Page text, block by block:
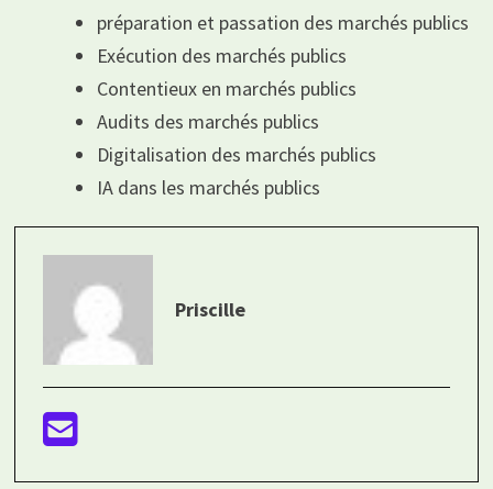
préparation et passation des marchés publics
Exécution des marchés publics
Contentieux en marchés publics
Audits des marchés publics
Digitalisation des marchés publics
IA dans les marchés publics
Priscille